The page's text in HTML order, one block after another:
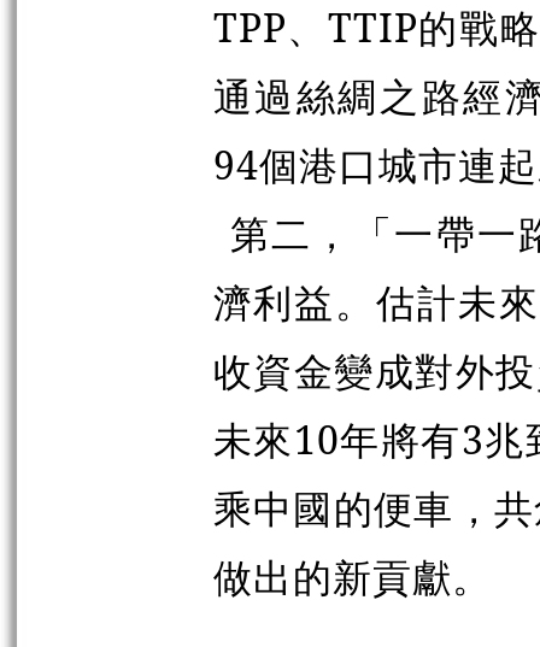
TPP、TTIP的戰
通過絲綢之路經
94個港口城市連
第二，「一帶一
濟利益。估計未
收資金變成對外
未來10年將有3
乘中國的便車，
做出的新貢獻。